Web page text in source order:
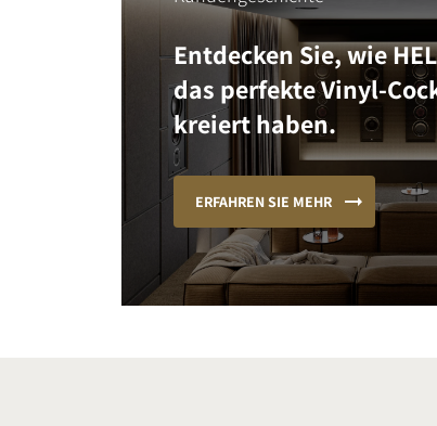
Entdecken Sie, wie
das perfekte Vinyl-
kreiert haben.
ERFAHREN SIE MEHR